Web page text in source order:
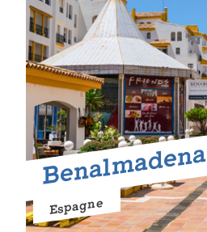
Benalmadena
Espagne